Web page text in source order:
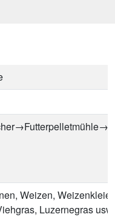
Weizen,
Luzernegras usw.